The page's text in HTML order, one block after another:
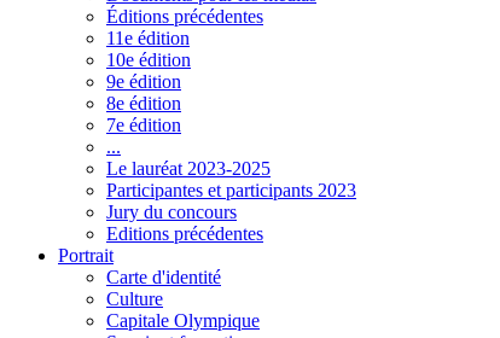
Éditions précédentes
11e édition
10e édition
9e édition
8e édition
7e édition
...
Le lauréat 2023-2025
Participantes et participants 2023
Jury du concours
Editions précédentes
Portrait
Carte d'identité
Culture
Capitale Olympique